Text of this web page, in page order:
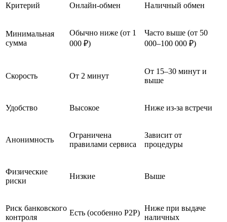
Критерий Онлайн-обмен Наличный обмен
Минимальная
сумма
Обычно ниже (от 1
000 ₽)
Часто выше (от 50
000–100 000 ₽)
Скорость От 2 минут
От 15–30 минут и
выше
Удобство Высокое Ниже из-за встречи
Анонимность
Ограничена
правилами сервиса
Зависит от
процедуры
Физические
риски
Низкие Выше
Риск банковского
контроля
Есть (особенно P2P)
Ниже при выдаче
наличных